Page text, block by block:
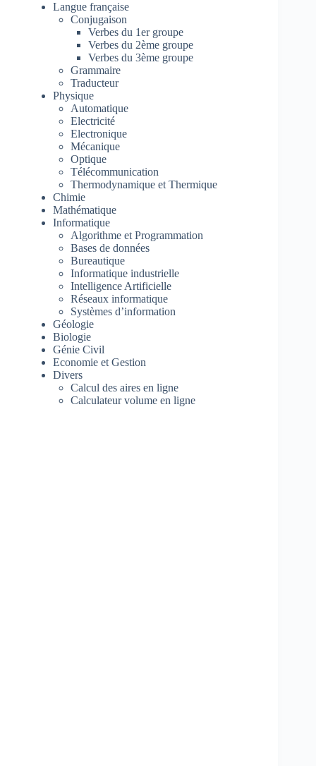
Langue française
Conjugaison
Verbes du 1er groupe
Verbes du 2ème groupe
Verbes du 3ème groupe
Grammaire
Traducteur
Physique
Automatique
Electricité
Electronique
Mécanique
Optique
Télécommunication
Thermodynamique et Thermique
Chimie
Mathématique
Informatique
Algorithme et Programmation
Bases de données
Bureautique
Informatique industrielle
Intelligence Artificielle
Réseaux informatique
Systèmes d’information
Géologie
Biologie
Génie Civil
Economie et Gestion
Divers
Calcul des aires en ligne
Calculateur volume en ligne